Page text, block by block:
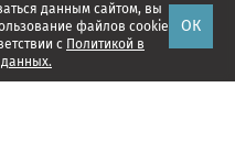
данным сайтом, вы
файлов cookie
с Политикой в
ОК